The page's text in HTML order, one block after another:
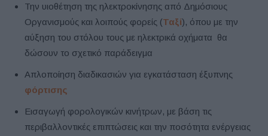
Την υιοθέτηση της ηλεκτροκίνησης από Δημόσιους
Οργανισμούς και λοιπούς φορείς (Ταξί), όπου με την
αύξηση του στόλου τους με ηλεκτρικά οχήματα θα
δώσουν το σχετικό παράδειγμα
Απλοποίηση διαδικασιών για εγκατάσταση έξυπνης
φόρτισης
Εισαγωγή φορολογικών κινήτρων, με βάση τις
περιβαλλοντικές επιπτώσεις και την ποσότητα ενέργειας